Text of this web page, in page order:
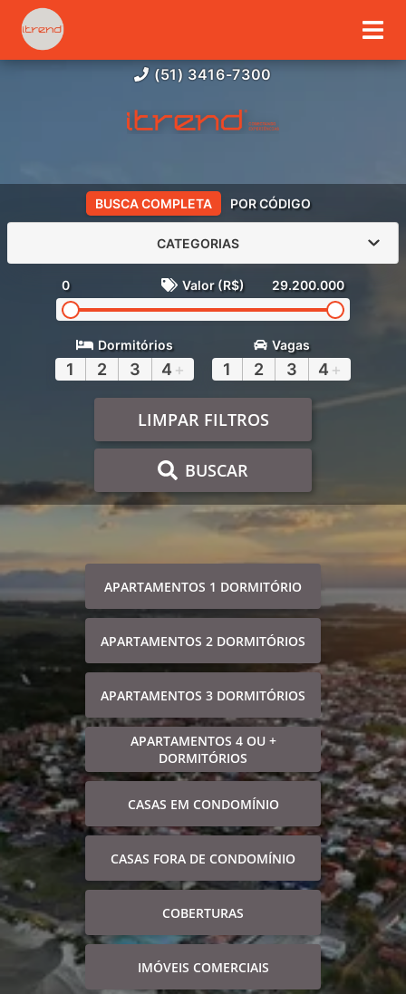
(51) 3416-7300
BUSCA COMPLETA POR CÓDIGO
CATEGORIAS
0 Valor (R$) 29.200.000
Dormitórios
1 2 3 4 +
Vagas
1 2 3 4 +
LIMPAR FILTROS
BUSCAR
APARTAMENTOS 1 DORMITÓRIO
APARTAMENTOS 2 DORMITÓRIOS
APARTAMENTOS 3 DORMITÓRIOS
APARTAMENTOS 4 OU +
DORMITÓRIOS
CASAS EM CONDOMÍNIO
CASAS FORA DE CONDOMÍNIO
COBERTURAS
IMÓVEIS COMERCIAIS